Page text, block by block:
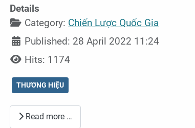
Details
Category: Chiến Lược Quốc Gia
Published: 28 April 2022 11:24
Hits: 1174
THƯƠNG HIỆU
Read more …